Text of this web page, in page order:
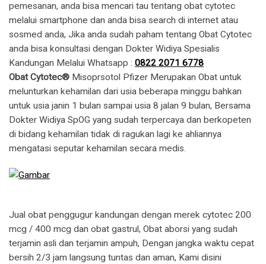
pemesanan, anda bisa mencari tau tentang obat cytotec
melalui smartphone dan anda bisa search di internet atau
sosmed anda, Jika anda sudah paham tentang Obat Cytotec
anda bisa konsultasi dengan Dokter Widiya Spesialis
Kandungan Melalui Whatsapp : 0822 2071 6778
Obat Cytotec® Misoprsotol Pfizer Merupakan Obat untuk
melunturkan kehamilan dari usia beberapa minggu bahkan
untuk usia janin 1 bulan sampai usia 8 jalan 9 bulan, Bersama
Dokter Widiya SpOG yang sudah terpercaya dan berkopeten
di bidang kehamilan tidak di ragukan lagi ke ahliannya
mengatasi seputar kehamilan secara medis.
Jual obat penggugur kandungan dengan merek cytotec 200
mcg / 400 mcg dan obat gastrul, Obat aborsi yang sudah
terjamin asli dan terjamin ampuh, Dengan jangka waktu cepat
bersih 2/3 jam langsung tuntas dan aman, Kami disini